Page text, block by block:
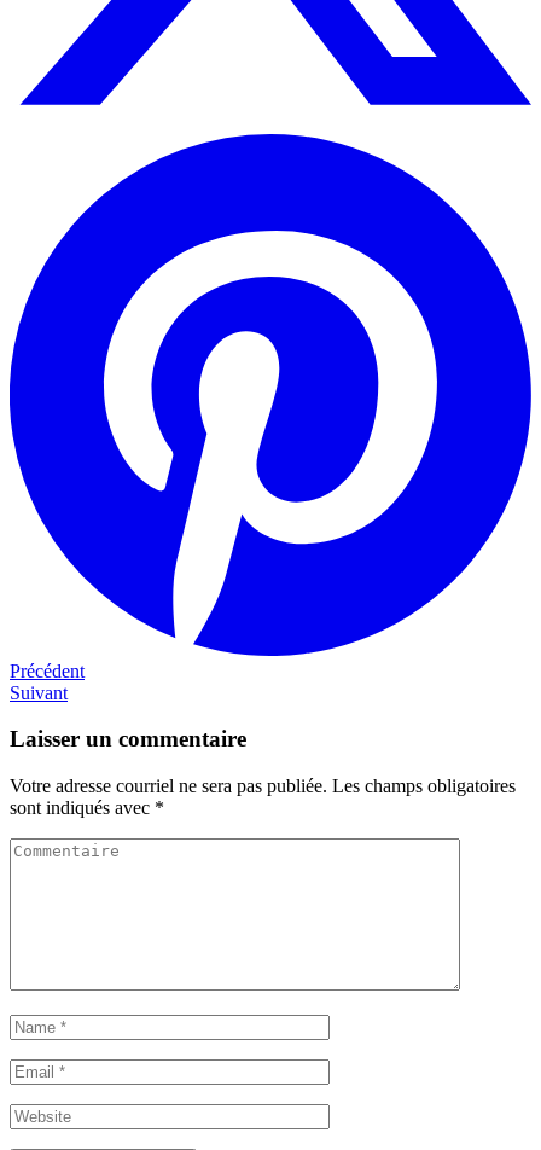
Navigation
de
l'article
PrécédentPrécédent
SuivantNext
Laisser un commentaire
Votre adresse courriel ne sera pas publiée. Les champs obligatoires
sont indiqués avec *